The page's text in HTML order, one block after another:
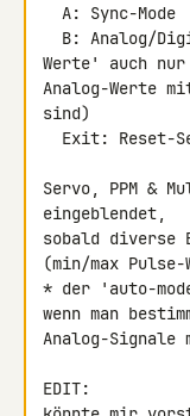
Werte' auch
Analog-Werte
sind)
Servo, PPM &
eingeblendet,
sobald diverse
(min/max
* der 'auto-
wenn man
Analog-Signale
EDIT: